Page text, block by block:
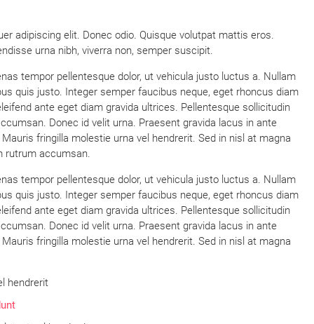
adipiscing elit. Donec odio. Quisque volutpat mattis eros.
urna nibh, viverra non, semper suscipit.
tempor pellentesque dolor, ut vehicula justo luctus a. Nullam
quis justo. Integer semper faucibus neque, eget rhoncus diam
ante eget diam gravida ultrices. Pellentesque sollicitudin
Donec id velit urna. Praesent gravida lacus in ante
fringilla molestie urna vel hendrerit. Sed in nisl at magna
rutrum accumsan.
tempor pellentesque dolor, ut vehicula justo luctus a. Nullam
quis justo. Integer semper faucibus neque, eget rhoncus diam
ante eget diam gravida ultrices. Pellentesque sollicitudin
Donec id velit urna. Praesent gravida lacus in ante
fringilla molestie urna vel hendrerit. Sed in nisl at magna
hendrerit